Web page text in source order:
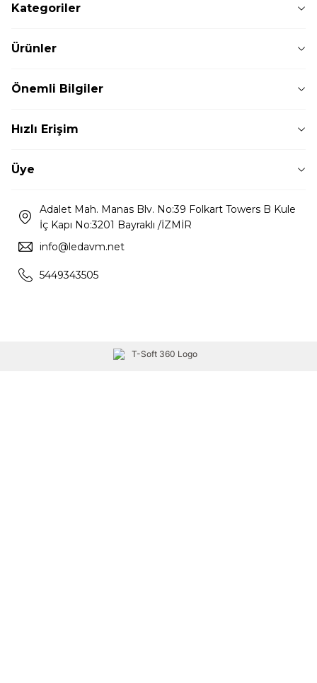
Kategoriler
Ürünler
Önemli Bilgiler
Hızlı Erişim
Üye
Adalet Mah. Manas Blv. No:39 Folkart Towers B Kule
İç Kapı No:3201 Bayraklı /İZMİR
info@ledavm.net
5449343505